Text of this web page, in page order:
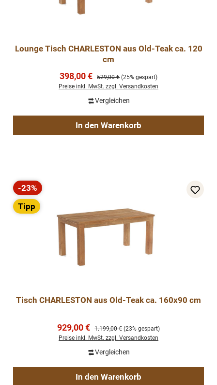
Lounge Tisch CHARLESTON aus Old-Teak ca. 120
cm
Verkaufspreis:
398,00 € Regulärer Preis:
529,00 € (25% gespart)
Preise inkl. MwSt. zzgl. Versandkosten
Vergleichen
In den Warenkorb
Rabatt
-23%
Tipp
Tisch CHARLESTON aus Old-Teak ca. 160x90 cm
Verkaufspreis:
929,00 € Regulärer Preis:
1.199,00 € (23% gespart)
Preise inkl. MwSt. zzgl. Versandkosten
Vergleichen
In den Warenkorb